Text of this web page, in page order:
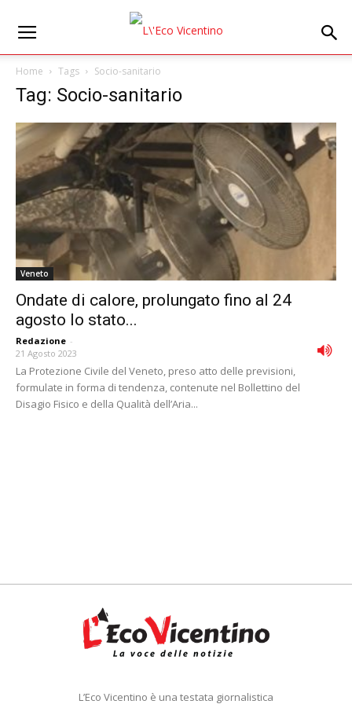
Home Tags Socio-sanitario
Tag: Socio-sanitario
Veneto
Ondate di calore, prolungato fino al 24
agosto lo stato...
Redazione -
21 Agosto 2023
La Protezione Civile del Veneto, preso atto delle previsioni,
formulate in forma di tendenza, contenute nel Bollettino del
Disagio Fisico e della Qualità dell’Aria...
L’Eco Vicentino è una testata giornalistica